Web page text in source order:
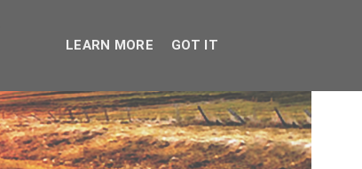
LEARN MORE GOT IT